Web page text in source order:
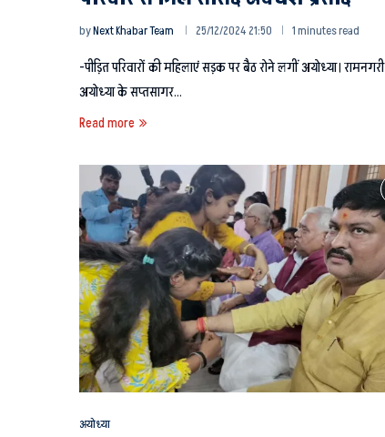
byNext Khabar Team 25/12/2024 21:50 1 minutes read
-पीड़ित परिवारों की महिलाएं सड़क पर बैठ रोने लगीं अयोध्या। रामनगरी
अयोध्या के सप्तसागर…
Read more
अयोध्या